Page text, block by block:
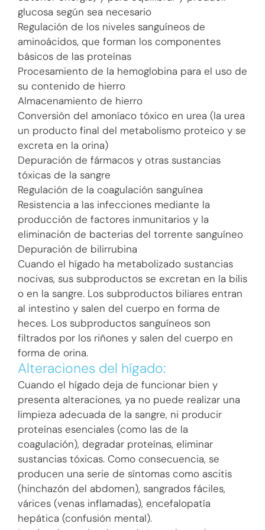
glucosa según sea necesario
Regulación de los niveles sanguíneos de
aminoácidos, que forman los componentes
básicos de las proteínas
Procesamiento de la hemoglobina para el uso de
su contenido de hierro
Almacenamiento de hierro
Conversión del amoníaco tóxico en urea (la urea
un producto final del metabolismo proteico y se
excreta en la orina)
Depuración de fármacos y otras sustancias
tóxicas de la sangre
Regulación de la coagulación sanguínea
Resistencia a las infecciones mediante la
producción de factores inmunitarios y la
eliminación de bacterias del torrente sanguíneo
Depuración de bilirrubina
Cuando el hígado ha metabolizado sustancias
nocivas, sus subproductos se excretan en la bilis
o en la sangre. Los subproductos biliares entran
al intestino y salen del cuerpo en forma de
heces. Los subproductos sanguíneos son
filtrados por los riñones y salen del cuerpo en
forma de orina.
Alteraciones del hígado:
Cuando el hígado deja de funcionar bien y
presenta alteraciones, ya no puede realizar una
limpieza adecuada de la sangre, ni producir
proteínas esenciales (como las de la
coagulación), degradar proteínas, eliminar
sustancias tóxicas. Como consecuencia, se
producen una serie de síntomas como ascitis
(hinchazón del abdomen), sangrados fáciles,
várices (venas inflamadas), encefalopatía
hepática (confusión mental).